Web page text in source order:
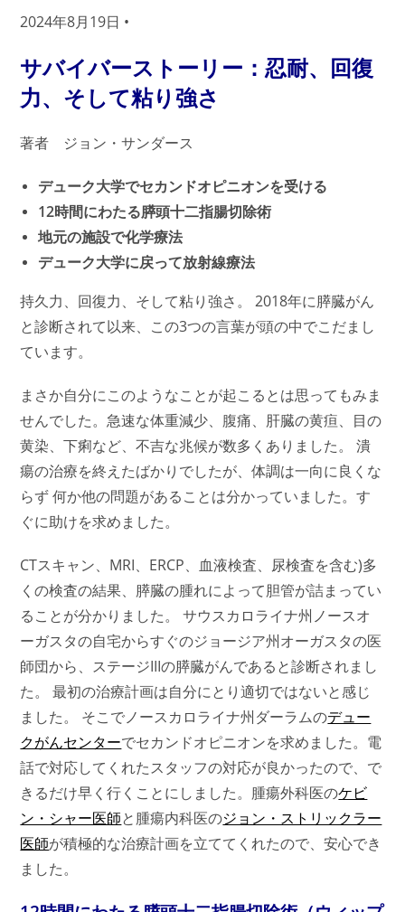
2024年8月19日 •
サバイバーストーリー：忍耐、回復
力、そして粘り強さ
著者 ジョン・サンダース
デューク大学でセカンドオピニオンを受ける
12時間にわたる膵頭十二指腸切除術
地元の施設で化学療法
デューク大学に戻って放射線療法
持久力、回復力、そして粘り強さ。 2018年に膵臓がん
と診断されて以来、この3つの言葉が頭の中でこだまし
ています。
まさか自分にこのようなことが起こるとは思ってもみま
せんでした。急速な体重減少、腹痛、肝臓の黄疸、目の
黄染、下痢など、不吉な兆候が数多くありました。 潰
瘍の治療を終えたばかりでしたが、体調は一向に良くな
らず 何か他の問題があることは分かっていました。す
ぐに助けを求めました。
CTスキャン、MRI、ERCP、血液検査、尿検査を含む)多
くの検査の結果、膵臓の腫れによって胆管が詰まってい
ることが分かりました。 サウスカロライナ州ノースオ
ーガスタの自宅からすぐのジョージア州オーガスタの医
師団から、ステージIIIの膵臓がんであると診断されまし
た。 最初の治療計画は自分にとり適切ではないと感じ
ました。 そこでノースカロライナ州ダーラムのデュー
クがんセンターでセカンドオピニオンを求めました。電
話で対応してくれたスタッフの対応が良かったので、で
きるだけ早く行くことにしました。腫瘍外科医のケビ
ン・シャー医師と腫瘍内科医のジョン・ストリックラー
医師が積極的な治療計画を立ててくれたので、安心でき
ました。